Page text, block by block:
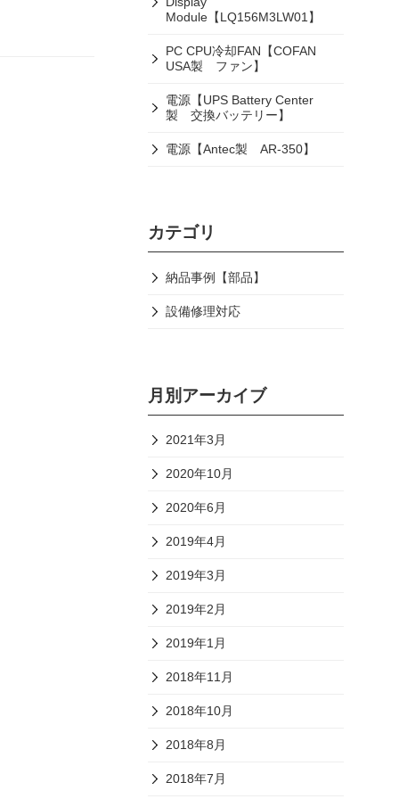
Module【LQ156M3LW01】
PC CPU冷却FAN【COFAN
USA製 ファン】
電源【UPS Battery Center
製 交換バッテリー】
電源【Antec製 AR-350】
カテゴリ
納品事例【部品】
設備修理対応
月別アーカイブ
2021年3月
2020年10月
2020年6月
2019年4月
2019年3月
2019年2月
2019年1月
2018年11月
2018年10月
2018年8月
2018年7月